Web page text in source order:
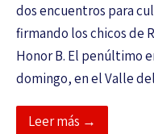
dos encuentros para
firmando los chicos de
Honor B. El penúltimo
domingo, en el Valle
Leer más →